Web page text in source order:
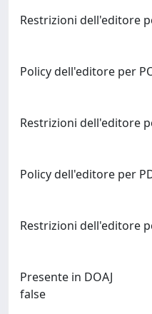
Restrizioni dell'editore
Policy dell'editore per
Restrizioni dell'editore
Policy dell'editore per
Restrizioni dell'editore
Presente in DOAJ